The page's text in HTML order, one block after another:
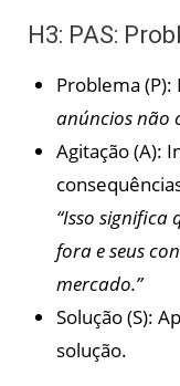
H3: PAS:
Problema
anúncios não
Agitação (A):
“Isso significa
fora e seus
mercado.”
Solução (S):
solução.